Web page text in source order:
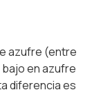
azufre (entre
bajo en azufre
diferencia es